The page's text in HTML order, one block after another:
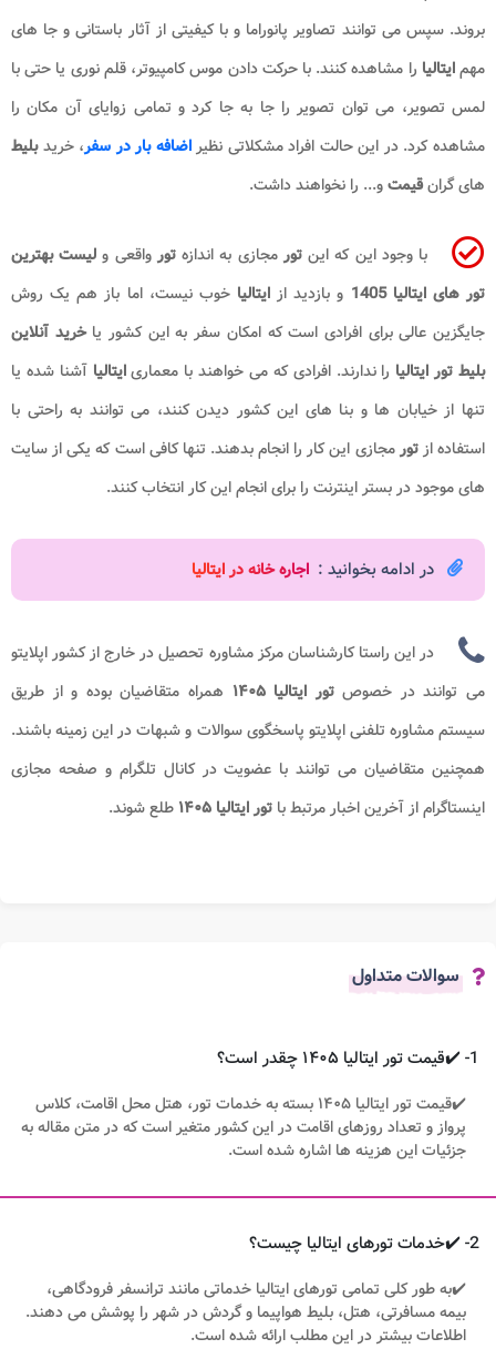
بروند. سپس می توانند تصاویر پانوراما و با کیفیتی از آثار باستانی و جا های
مهمایتالیا را مشاهده کنند. با حرکت دادن موس کامپیوتر، قلم نوری یا حتی با
لمس تصویر، می توان تصویر را جا به جا کرد و تمامی زوایای آن مکان را
مشاهده کرد. در این حالت افراد مشکلاتی نظیراضافه بار در سفر، خریدبلیط
های گرانقیمتو... را نخواهند داشت.
با وجود این که اینتورمجازی به اندازهتورواقعی و لیست بهترین
تور های ایتالیا 1405
و بازدید از ایتالیاخوب نیست، اما باز هم یک روش
جایگزین عالی برای افرادی است که امکان سفر به این کشور یاخرید آنلاین
بلیط تور ایتالیا را ندارند. افرادی که می خواهند با معماریایتالیاآشنا شده یا
تنها از خیابان ها و بنا های این کشور دیدن کنند، می توانند به راحتی با
استفاده ازتورمجازی این کار را انجام بدهند. تنها کافی است که یکی از سایت
های موجود در بستر اینترنت را برای انجام این کار انتخاب کنند.
در ادامه بخوانید : اجاره خانه در ایتالیا
در این راستا کارشناسان مرکز مشاوره تحصیل در خارج از کشور اپلایتو
می توانند در خصوص تور ایتالیا۱۴۰۵ همراه متقاضیان بوده و از طریق
سیستم مشاوره تلفنی اپلایتو پاسخگوی سوالات و شبهات در این زمینه باشند.
همچنین متقاضیان می توانند با عضویت در کانال تلگرام و صفحه مجازی
اینستاگرام از آخرین اخبار مرتبط با تور ایتالیا ۱۴۰۵ طلع شوند.
سوالات متداول
1- ✔️قیمت تور ایتالیا ۱۴۰۵ چقدر است؟
✔️قیمت تور ایتالیا ۱۴۰۵ بسته به خدمات تور، هتل محل اقامت، کلاس
پرواز و تعداد روزهای اقامت در این کشور متغیر است که در متن مقاله به
جزئیات این هزینه ها اشاره شده است.
2- ✔️خدمات تورهای ایتالیا چیست؟
✔️به طور کلی تمامی تورهای ایتالیا خدماتی مانند ترانسفر فرودگاهی،
بیمه مسافرتی، هتل، بلیط هواپیما و گردش در شهر را پوشش می دهند.
اطلاعات بیشتر در این مطلب ارائه شده است.